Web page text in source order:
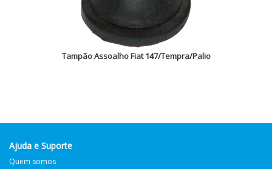
Tampão Assoalho Fiat 147/Tempra/Palio
Ajuda e Suporte
Quem somos